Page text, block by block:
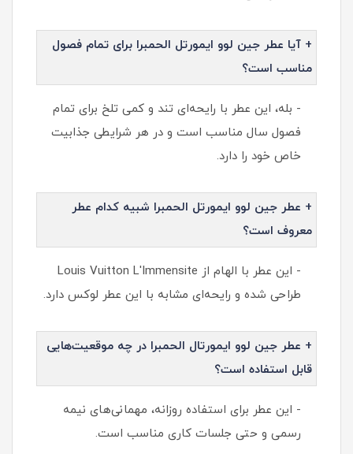
+ آیا عطر جین لوو ایمورتل الحمبرا برای تمام فصول
مناسب است؟
- بله، این عطر با رایحه‌ای تند و کمی تلخ برای تمام
فصول سال مناسب است و در هر شرایطی جذابیت
خاص خود را دارد.
+ عطر جین لوو ایمورتل الحمبرا شبیه کدام عطر
معروف است؟
- این عطر با الهام از Louis Vuitton L'Immensite
طراحی شده و رایحه‌ای مشابه با این عطر لوکس دارد.
+ عطر جین لوو ایمورتال الحمبرا در چه موقعیت‌هایی
قابل استفاده است؟
- این عطر برای استفاده روزانه، مهمانی‌های نیمه
رسمی و حتی جلسات کاری مناسب است.